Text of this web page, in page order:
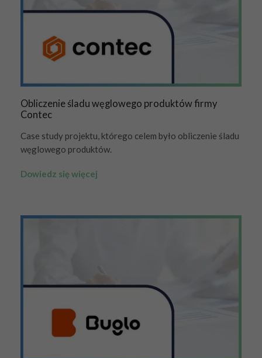
Obliczenie śladu węglowego produktów firmy
Contec
Case study projektu, którego celem było obliczenie śladu
węglowego produktów.
Dowiedz się więcej